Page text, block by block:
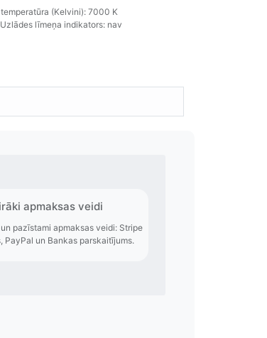
(Kelvini): 7000 K
līmeņa indikators: nav